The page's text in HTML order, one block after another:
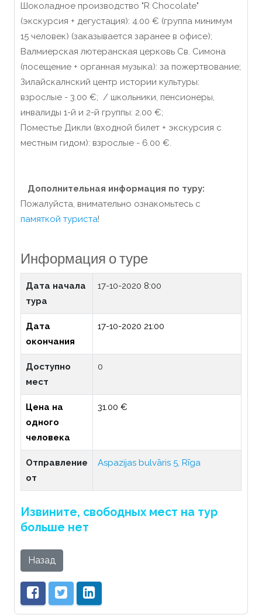
Шоколадное производство "R Chocolate"
(экскурсия + дегустация): 4.00 € (группа минимум
15 человек) (заказывается заранее в офисе);
Валмиерская лютеранская церковь Св. Симона
(посещение + органная музыка): за пожертвование;
Зилайскалнский центр истории культуры:
взрослые - 3.00 €; / школьники, пенсионеры,
инвалиды 1-й и 2-й группы: 2.00 €;
Поместье Дикли (входной билет + экскурсия с
местным гидом): взрослые - 6.00 €.
Дополнительная информация по туру:
Пожалуйста, внимательно ознакомьтесь с
памяткой туриста!
Информация о туре
Дата начала
тура
17-10-2020 8:00
Дата
окончания
17-10-2020 21:00
Доступно
мест
0
Цена на
одного
человека
31.00 €
Отправление
от
Aspazijas bulvāris 5, Rīga
Извините, свободных мест на тур
больше нет
Назад